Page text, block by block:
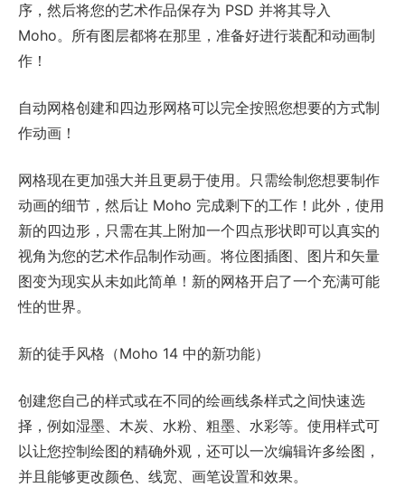
序，然后将您的艺术作品保存为 PSD 并将其导入
Moho。所有图层都将在那里，准备好进行装配和动画制
作！
自动网格创建和四边形网格可以完全按照您想要的方式制
作动画！
网格现在更加强大并且更易于使用。只需绘制您想要制作
动画的细节，然后让 Moho 完成剩下的工作！此外，使用
新的四边形，只需在其上附加一个四点形状即可以真实的
视角为您的艺术作品制作动画。将位图插图、图片和矢量
图变为现实从未如此简单！新的网格开启了一个充满可能
性的世界。
新的徒手风格（Moho 14 中的新功能）
创建您自己的样式或在不同的绘画线条样式之间快速选
择，例如湿墨、木炭、水粉、粗墨、水彩等。使用样式可
以让您控制绘图的精确外观，还可以一次编辑许多绘图，
并且能够更改颜色、线宽、画笔设置和效果。